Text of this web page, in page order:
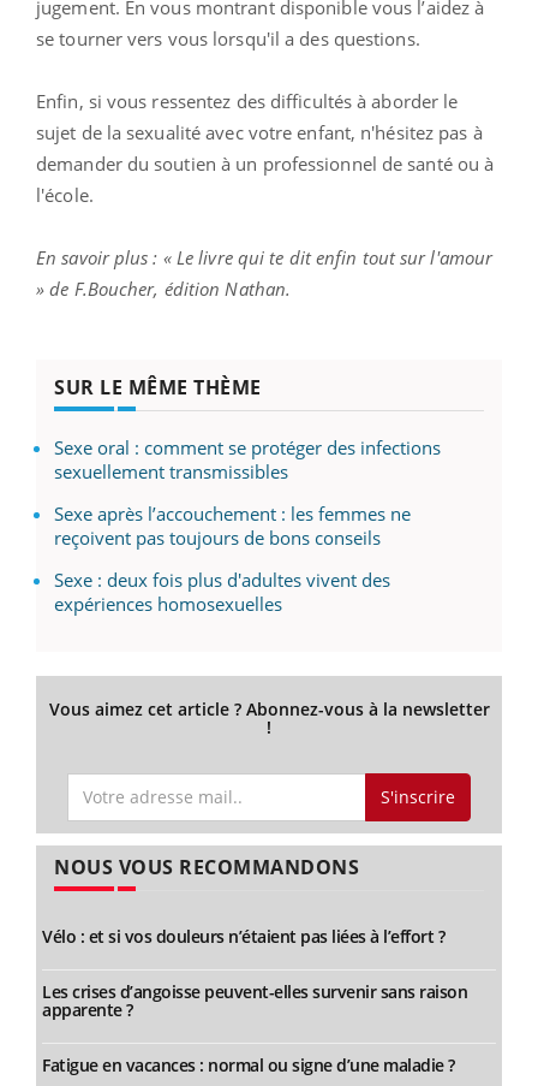
jugement. En vous montrant disponible vous l’aidez à
se tourner vers vous lorsqu'il a des questions.
Enfin, si vous ressentez des difficultés à aborder le
sujet de la sexualité avec votre enfant, n'hésitez pas à
demander du soutien à un professionnel de santé ou à
l'école.
En savoir plus : « Le livre qui te dit enfin tout sur l'amour
» de F.Boucher, édition Nathan.
SUR LE MÊME THÈME
Sexe oral : comment se protéger des infections
sexuellement transmissibles
Sexe après l’accouchement : les femmes ne
reçoivent pas toujours de bons conseils
Sexe : deux fois plus d'adultes vivent des
expériences homosexuelles
Vous aimez cet article ? Abonnez-vous à la newsletter
!
S'inscrire
NOUS VOUS RECOMMANDONS
Vélo : et si vos douleurs n’étaient pas liées à l’effort ?
Les crises d’angoisse peuvent-elles survenir sans raison
apparente ?
Fatigue en vacances : normal ou signe d’une maladie ?